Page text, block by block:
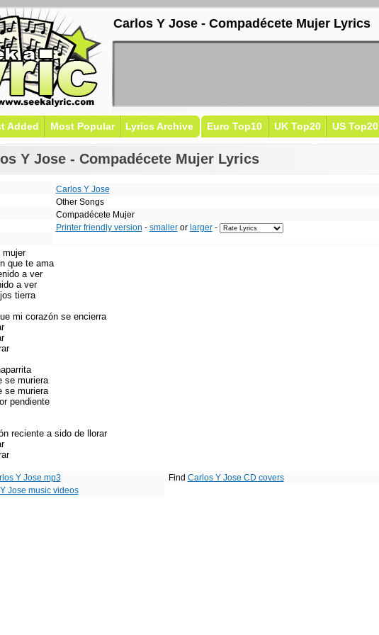
Carlos Y Jose - Compadécete Mujer Lyrics
Added Most Popular Lyrics Archive Euro Top10 UK Top20 US Top20
Y Jose - Compadécete Mujer Lyrics
Carlos Y Jose
Other Songs
Compadécete Mujer
Printer friendly version - smalleror larger-
mujer
que te ama
a ver
a ver
tierra
mi corazón se encierra
se muriera
se muriera
pendiente
reciente a sido de llorar
Y Jose mp3
Jose music videos
Find Carlos Y Jose CD covers